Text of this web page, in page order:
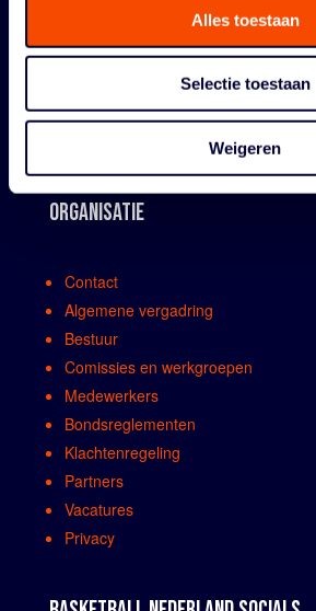
Alles toestaan
Selectie toestaan
Weigeren
ORGANISATIE
Contact
Algemene vergadring
Bestuur
Comissies en werkgroepen
Medewerkers
Bondsreglementen
Klachtenregeling
Partners
Vacatures
Privacy